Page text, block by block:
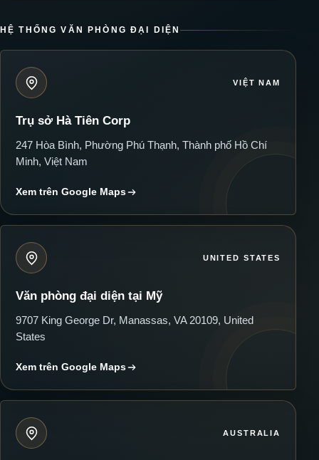
HỆ THỐNG VĂN PHÒNG ĐẠI DIỆN
VIỆT NAM
Trụ sở Hà Tiên Corp
247 Hòa Bình, Phường Phú Thạnh, Thành phố Hồ Chí
Minh, Việt Nam
Xem trên Google Maps
UNITED STATES
Văn phòng đại diện tại Mỹ
9707 King George Dr, Manassas, VA 20109, United
States
Xem trên Google Maps
AUSTRALIA